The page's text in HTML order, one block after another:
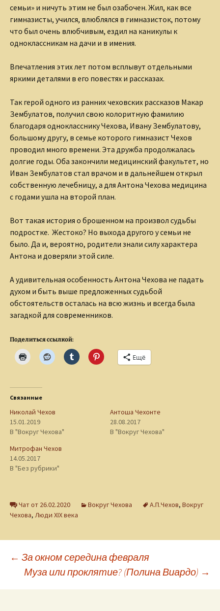
семьи» и ничуть этим не был озабочен. Жил, как все
гимназисты, учился, влюблялся в гимназисток, потому
что был очень влюбчивым, ездил на каникулы к
одноклассникам на дачи и в имения.
Впечатления этих лет потом всплывут отдельными
яркими деталями в его повестях и рассказах.
Так герой одного из ранних чеховских рассказов Макар
Зембулатов, получил свою колоритную фамилию
благодаря однокласснику Чехова, Ивану Зембулатову,
большому другу, в семье которого гимназист Чехов
проводил много времени. Эта дружба продолжалась
долгие годы. Оба закончили медицинский факультет, но
Иван Зембулатов стал врачом и в дальнейшем открыл
собственную лечебницу, а для Антона Чехова медицина
с годами ушла на второй план.
Вот такая история о брошенном на произвол судьбы
подростке. Жестоко? Но выхода другого у семьи не
было. Да и, вероятно, родители знали силу характера
Антона и доверяли этой силе.
А удивительная особенность Антона Чехова не падать
духом и быть выше предложенных судьбой
обстоятельств осталась на всю жизнь и всегда была
загадкой для современников.
Поделиться ссылкой:
Ещё
Связанные
Николай Чехов
15.01.2019
В "Вокруг Чехова"
Антоша Чехонте
28.08.2017
В "Вокруг Чехова"
Митрофан Чехов
14.05.2017
В "Без рубрики"
Чат от 26.02.2020 Вокруг Чехова А.П.Чехов, Вокруг
Чехова, Люди XIX века
Навигация
по
← За окном середина февраля
Муза или проклятие? (Полина Виардо) →